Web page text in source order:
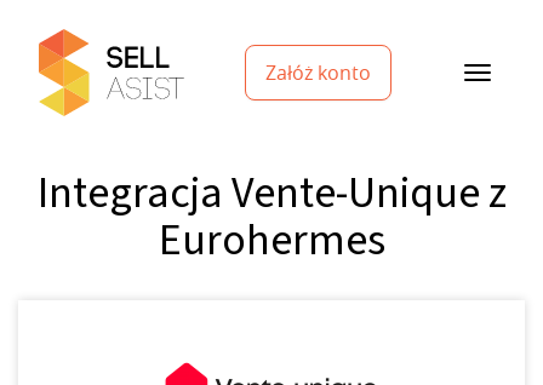
Załóż konto
Integracja Vente-Unique z
Eurohermes